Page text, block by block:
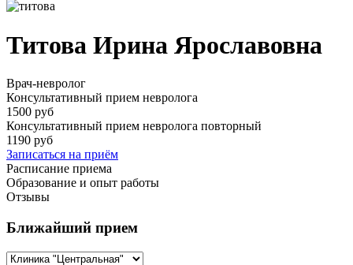
Титова Ирина Ярославовна
Врач-невролог
Консультативный прием невролога
1500 руб
Консультативный прием невролога повторный
1190 руб
Записаться на приём
Расписание приема
Образование и опыт работы
Отзывы
Ближайший прием